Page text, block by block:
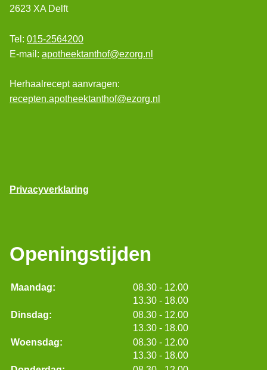
2623 XA Delft
Tel: 015-2564200
E-mail: apotheektanthof@ezorg.nl
Herhaalrecept aanvragen:
recepten.apotheektanthof@ezorg.nl
Privacyverklaring
Openingstijden
Maandag: 08.30 tot
- 12.00
13.30 tot
- 18.00
Dinsdag:
08.30 tot
- 12.00
13.30 tot
- 18.00
Woensdag:
08.30 tot
- 12.00
13.30 tot
- 18.00